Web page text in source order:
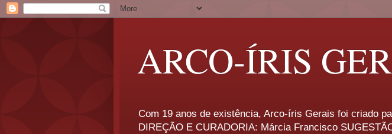
ARCO-ÍRIS
Com 19 anos de existência, Arco-íris Gerais foi criado
DIREÇÃO E CURADORIA: Márcia Francisco